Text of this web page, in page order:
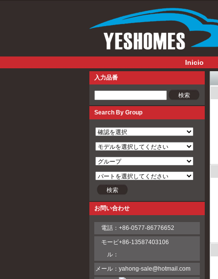
Inicio
入力品番
Search By Group
お問い合わせ
電話： +86-0577-86776652
モービ
ル：
+86-13587403106
メール： yahong-sale@hotmail.com